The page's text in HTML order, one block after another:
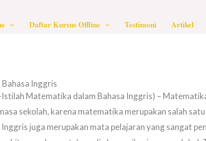
Daftar Kursus Offline Testimoni Artikel
Inggris
Matematika dalam Bahasa Inggris) –
sekolah, karena matematika merupakan salah
juga merupakan mata pelajaran yang sangat